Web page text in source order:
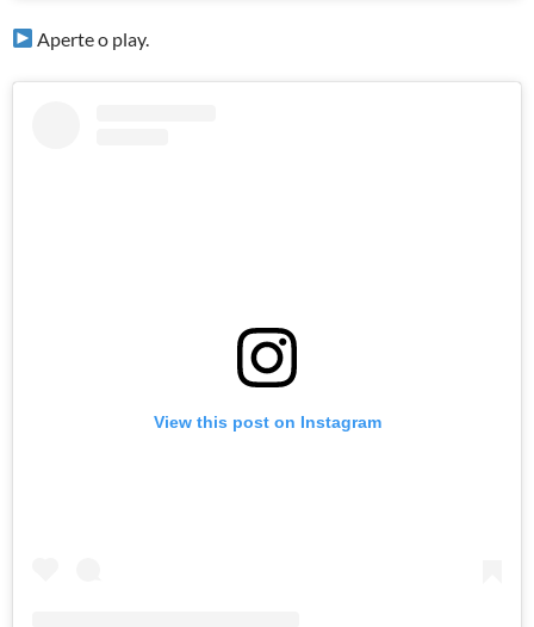
Aperte o play.
View this post on Instagram